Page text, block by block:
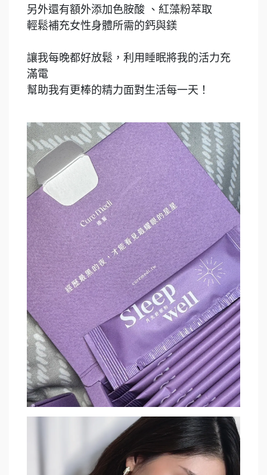
另外還有額外添加色胺酸 、紅藻粉萃取
輕鬆補充女性身體所需的鈣與鎂
讓我每晚都好放鬆，利用睡眠將我的活力充
滿電
幫助我有更棒的精力面對生活每一天！